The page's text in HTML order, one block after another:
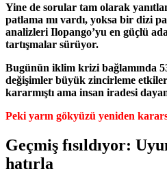
Yine de sorular tam olarak
patlama mı vardı, yoksa bir dizi
analizleri Ilopango’yu en güçlü
tartışmalar sürüyor.
Bugünün iklim krizi bağlamında
değişimler büyük zincirleme
kararmıştı ama insan iradesi
Peki yarın gökyüzü yeniden
Geçmiş fısıldıyor:
hatırla